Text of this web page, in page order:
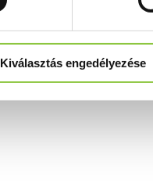
Kiválasztás engedélyezése